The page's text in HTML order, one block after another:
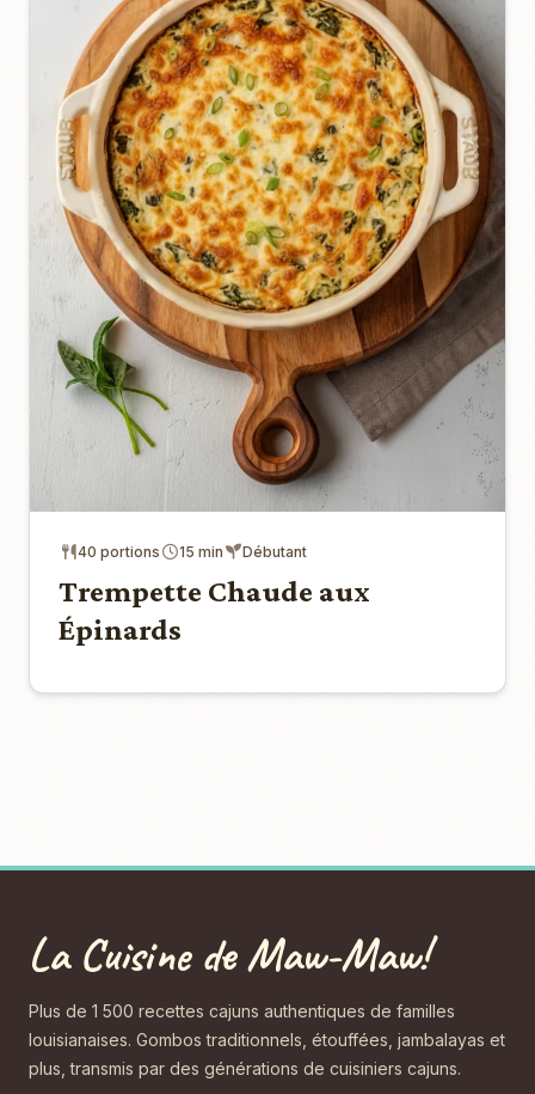
40 portions 15 min Débutant
Trempette Chaude aux
Épinards
La Cuisine de Maw-Maw!
Plus de 1 500 recettes cajuns authentiques de familles
louisianaises. Gombos traditionnels, étouffées, jambalayas et
plus, transmis par des générations de cuisiniers cajuns.